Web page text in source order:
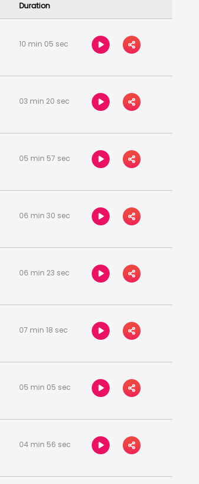
Duration
10 min 05 sec
03 min 20 sec
05 min 57 sec
06 min 30 sec
06 min 23 sec
07 min 18 sec
05 min 05 sec
04 min 56 sec